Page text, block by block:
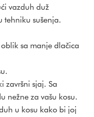
vazduh duž
tehniku sušenja.
sa manje dlačica
završni sjaj. Sa
nežne za vašu kosu.
u kosu kako bi joj